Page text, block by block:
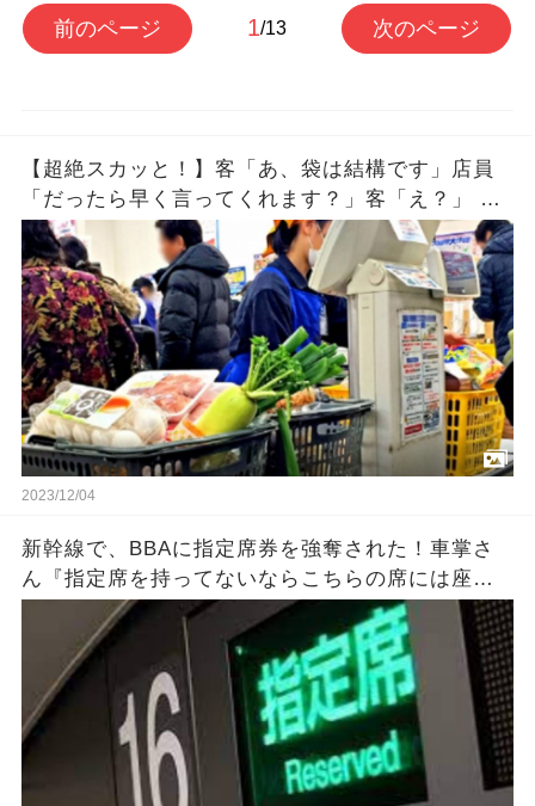
前のページ 1/13 次のページ
【超絶スカッと！】客「あ、袋は結構です」店員
「だったら早く言ってくれます？」客「え？」 店
員「（袋を雑にしまう）」 →それを見た客が…
2023/12/04
新幹線で、BBAに指定席券を強奪された！車掌さ
ん『指定席を持ってないならこちらの席には座ら
ないで』私「へ？今この人に奪われたんですけ
ど？」→結果・・・